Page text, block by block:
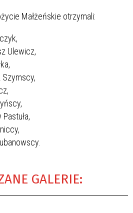
Małżeńskie otrzymali:
Ulewicz,
Szymscy,
GALERIE: